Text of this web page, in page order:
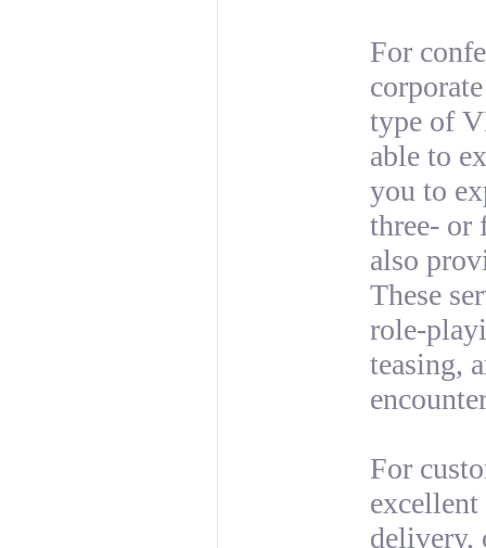
For
type of
able to
you to
three- or
also
These
role-
teasing,
For
delivery,